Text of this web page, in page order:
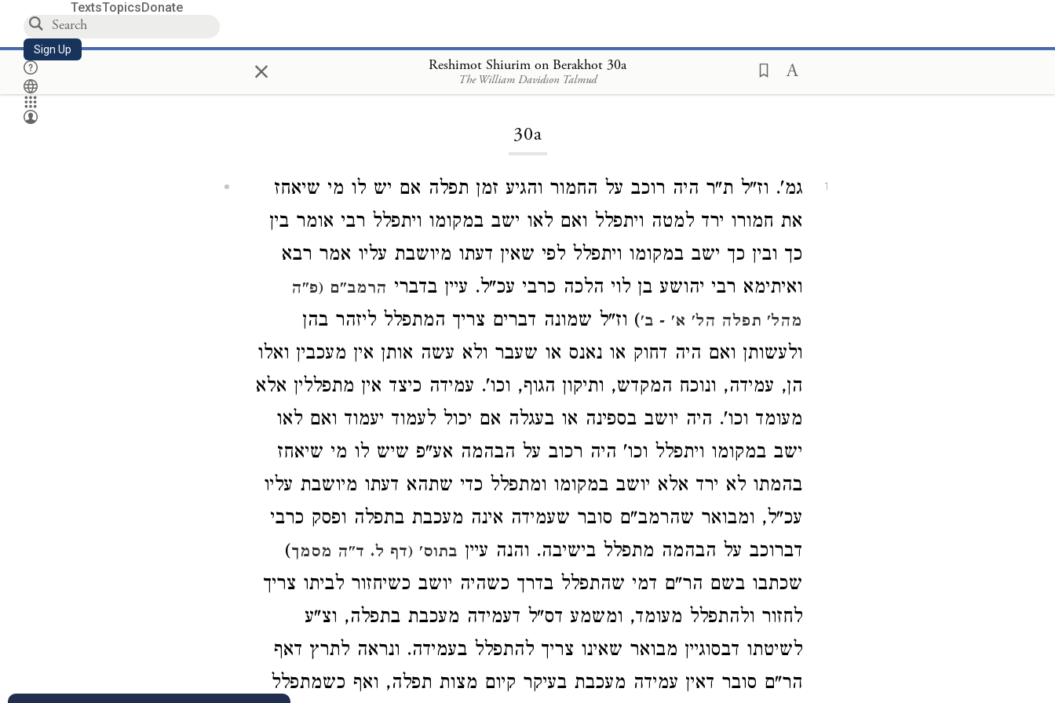
TextsTopicsDonate
Sign Up × Reshimot Shiurim on Berakhot 30a
The William Davidson Talmud
Loading...
30a
1
גמ'. וז"ל ת"ר היה רוכב על החמור והגיע זמן תפלה אם יש לו מי שיאחז
את חמורו ירד למטה ויתפלל ואם לאו ישב במקומו ויתפלל רבי אומר בין
כך ובין כך ישב במקומו ויתפלל לפי שאין דעתו מיושבת עליו אמר רבא
ואיתימא רבי יהושע בן לוי הלכה כרבי עכ"ל. עיין בדברי הרמב"ם (פ"ה
מהל' תפלה הל' א' - ב') וז"ל שמונה דברים צריך המתפלל ליזהר בהן
ולעשותן ואם היה דחוק או נאנס או שעבר ולא עשה אותן אין מעכבין ואלו
הן, עמידה, ונוכח המקדש, ותיקון הגוף, וכו'. עמידה כיצד אין מתפללין אלא
מעומד וכו'. היה יושב בספינה או בעגלה אם יכול לעמוד יעמוד ואם לאו
ישב במקומו ויתפלל וכו' היה רכוב על הבהמה אע"פ שיש לו מי שיאחז
בהמתו לא ירד אלא יושב במקומו ומתפלל כדי שתהא דעתו מיושבת עליו
עכ"ל, ומבואר שהרמב"ם סובר שעמידה אינה מעכבת בתפלה ופסק כרבי
דברוכב על הבהמה מתפלל בישיבה. והנה עיין בתוס' (דף ל. ד"ה מסמך)
שכתבו בשם הר"ם דמי שהתפלל בדרך כשהיה יושב כשיחזור לביתו צריך
לחזור ולהתפלל מעומד, ומשמע דס"ל דעמידה מעכבת בתפלה, וצ"ע
לשיטתו דבסוגיין מבואר שאינו צריך להתפלל בעמידה. ונראה לתרץ דאף
הר"ם סובר דאין עמידה מעכבת בעיקר קיום מצות תפלה, ואף כשמתפלל